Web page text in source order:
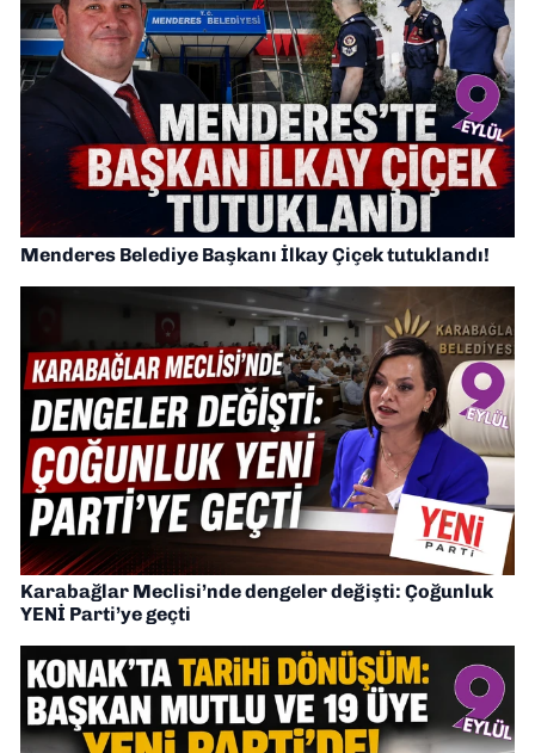
Menderes Belediye Başkanı İlkay Çiçek tutuklandı!
Karabağlar Meclisi’nde dengeler değişti: Çoğunluk
YENİ Parti’ye geçti